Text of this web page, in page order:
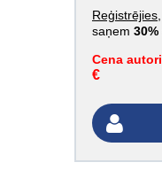
Reģistrējies
saņem
Cena
€